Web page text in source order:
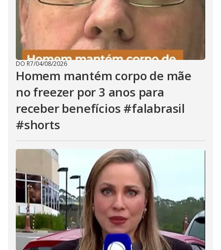
DO R7/04/08/2026
Homem mantém corpo de mãe
no freezer por 3 anos para
receber benefícios #falabrasil
#shorts